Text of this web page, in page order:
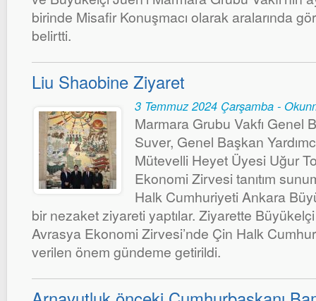
birinde Misafir Konuşmacı olarak aralarında
belirtti.
Liu Shaobine Ziyaret
3 Temmuz 2024 Çarşamba -
Marmara Grubu Vakfı Genel
Suver, Genel Başkan
Mütevelli Heyet Üyesi Uğur
Ekonomi Zirvesi tanıtım
Halk Cumhuriyeti Ankara
bir nezaket ziyareti yaptılar. Ziyarette
Avrasya Ekonomi Zirvesi’nde Çin Halk
verilen önem gündeme getirildi.